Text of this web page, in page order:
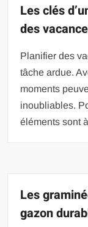
Les clés
des
Planifier des
tâche ardue.
moments
inoubliables.
éléments sont à
Les
gazon